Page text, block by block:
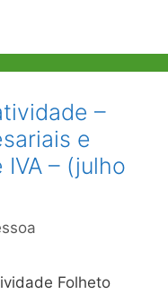
–
e
IVA – (julho
Folheto